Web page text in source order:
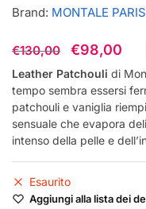
Brand: MONTALE PARIS
€130,00
Il
prezzo
originale
era:
€130,00.
€98,00
Leather Patchouli di
tempo sembra essersi
patchouli e vaniglia
sensuale che evapora
intenso della pelle e
Esaurito
Aggiungi alla lista dei